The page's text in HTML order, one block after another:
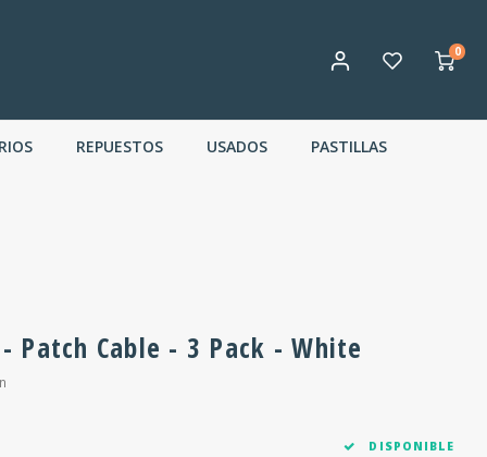
0
REPUESTOS USADOS PASTILLAS
Cable - 3 Pack - White
DISPONIBLE